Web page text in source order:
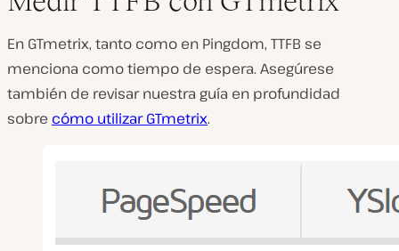
En GTmetrix, tanto como en Pingdom, TTFB se
menciona como tiempo de espera. Asegúrese
también de revisar nuestra guía en profundidad
sobre cómo utilizar GTmetrix.